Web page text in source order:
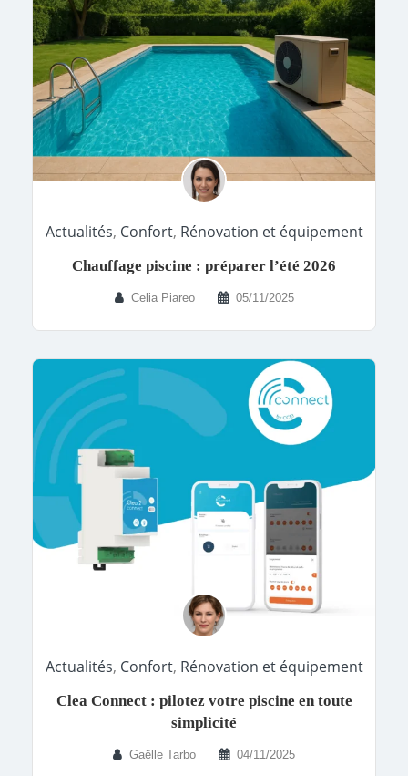
Actualités, Confort, Rénovation et équipement
Chauffage piscine : préparer l’été 2026
Celia Piareo 05/11/2025
Actualités, Confort, Rénovation et équipement
Clea Connect : pilotez votre piscine en toute
simplicité
Gaëlle Tarbo 04/11/2025